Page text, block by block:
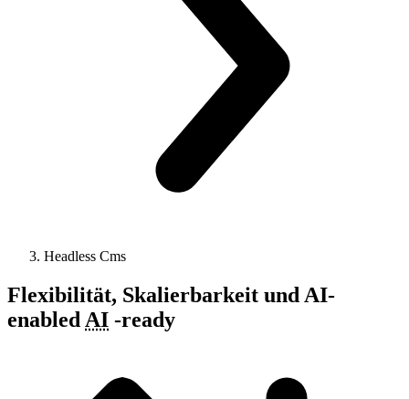
Headless Cms
Flexibilität, Skalierbarkeit und AI-
enabled AI -ready